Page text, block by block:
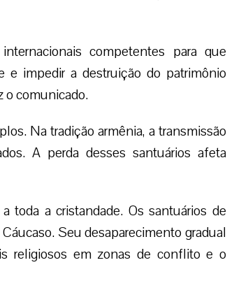
competentes para que
e impedir a destruição do patrimônio
o comunicado.
Na tradição armênia, a transmissão
A perda desses santuários afeta
toda a cristandade. Os santuários de
Seu desaparecimento gradual
religiosos em zonas de conflito e o